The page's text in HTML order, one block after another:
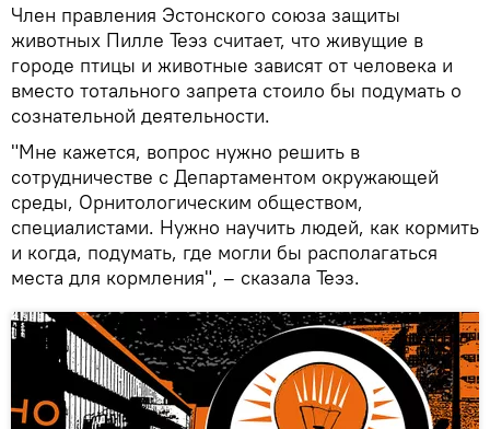
Член правления Эстонского союза защиты
животных Пилле Теэз считает, что живущие в
городе птицы и животные зависят от человека и
вместо тотального запрета стоило бы подумать о
сознательной деятельности.
"Мне кажется, вопрос нужно решить в
сотрудничестве с Департаментом окружающей
среды, Орнитологическим обществом,
специалистами. Нужно научить людей, как кормить
и когда, подумать, где могли бы располагаться
места для кормления", – сказала Теэз.